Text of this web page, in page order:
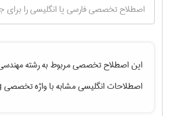
این اصطلاح تخصصی مربوط به رشته
اصطلاحات انگلیسی مشابه با واژه تخصصی